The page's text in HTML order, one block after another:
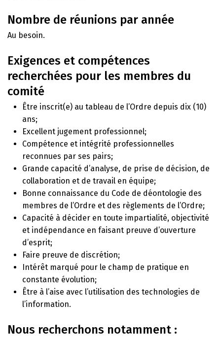
Nombre de réunions par année
Au besoin.
Exigences et compétences
recherchées pour les membres du
comité
Être inscrit(e) au tableau de l’Ordre depuis dix (10)
ans;
Excellent jugement professionnel;
Compétence et intégrité professionnelles
reconnues par ses pairs;
Grande capacité d’analyse, de prise de décision, de
collaboration et de travail en équipe;
Bonne connaissance du Code de déontologie des
membres de l’Ordre et des règlements de l’Ordre;
Capacité à décider en toute impartialité, objectivité
et indépendance en faisant preuve d’ouverture
d’esprit;
Faire preuve de discrétion;
Intérêt marqué pour le champ de pratique en
constante évolution;
Être à l’aise avec l’utilisation des technologies de
l’information.
Nous recherchons notamment :